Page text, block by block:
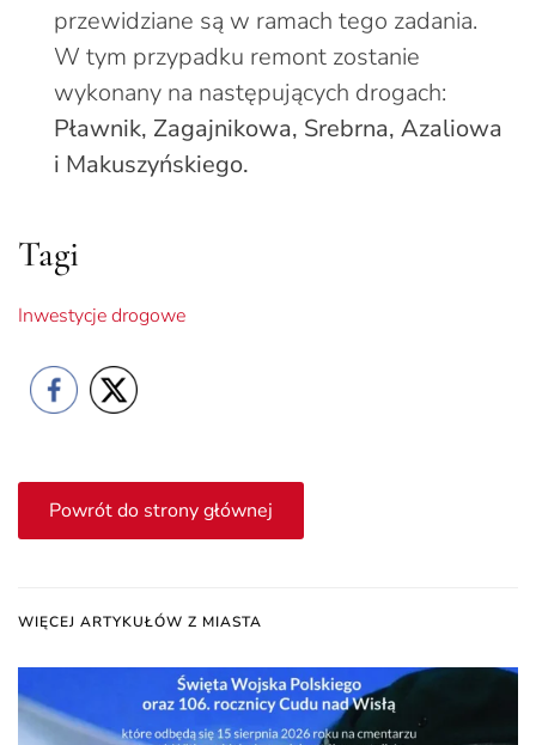
przewidziane są w ramach tego zadania.
W tym przypadku remont zostanie
wykonany na następujących drogach:
Pławnik, Zagajnikowa, Srebrna, Azaliowa
i Makuszyńskiego.
Tagi
Inwestycje drogowe
Powrót do strony głównej
WIĘCEJ ARTYKUŁÓW Z MIASTA